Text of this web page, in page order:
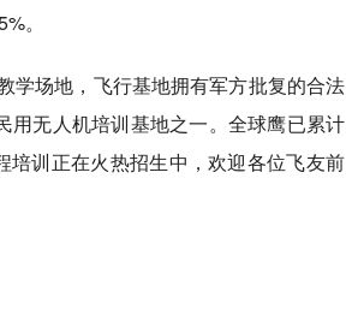
。
学场地，飞行基地拥有军方批复的合法
用无人机培训基地之一。全球鹰已累计
训正在火热招生中，欢迎各位飞友前